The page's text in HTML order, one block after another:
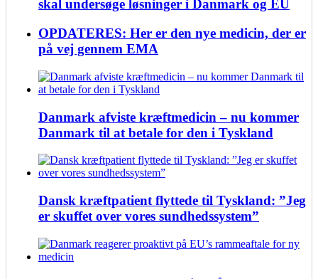
skal undersøge løsninger i Danmark og EU
OPDATERES: Her er den nye medicin, der er
på vej gennem EMA
Danmark afviste kræftmedicin – nu kommer
Danmark til at betale for den i Tyskland
Dansk kræftpatient flyttede til Tyskland: ”Jeg
er skuffet over vores sundhedssystem”